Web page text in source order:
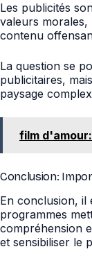
Les publicités
valeurs morales,
contenu
La question se
publicitaires,
paysage
film
Conclusion:
En conclusion, il
programmes
compréhension
et sensibiliser le